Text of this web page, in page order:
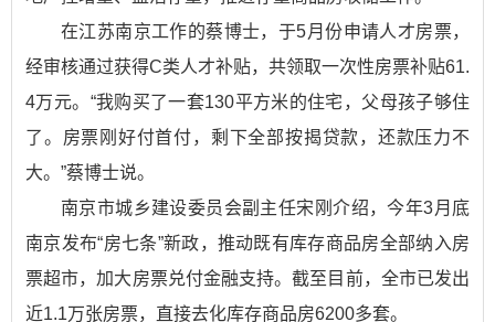
在江苏南京工作的蔡博士，于5月份申请人才房票，
经审核通过获得C类人才补贴，共领取一次性房票补贴61.
4万元。“我购买了一套130平方米的住宅，父母孩子够住
了。房票刚好付首付，剩下全部按揭贷款，还款压力不
大。”蔡博士说。
南京市城乡建设委员会副主任宋刚介绍，今年3月底
南京发布“房七条”新政，推动既有库存商品房全部纳入房
票超市，加大房票兑付金融支持。截至目前，全市已发出
近1.1万张房票，直接去化库存商品房6200多套。